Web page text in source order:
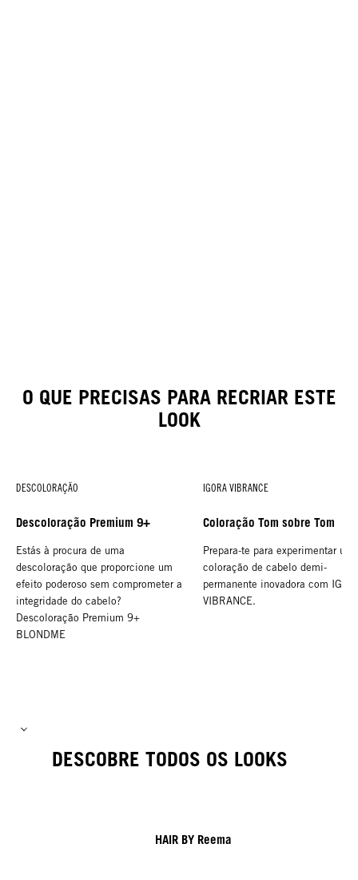
O QUE PRECISAS PARA RECRIAR ESTE
LOOK
DESCOLORAÇÃO
Descoloração Premium 9+
Estás à procura de uma
descoloração que proporcione um
efeito poderoso sem comprometer a
integridade do cabelo?
Descoloração Premium 9+
BLONDME
IGORA VIBRANCE
Coloração Tom sobre Tom
Prepara-te para experimentar
coloração de cabelo demi-
permanente inovadora com
VIBRANCE.
DESCOBRE TODOS OS LOOKS
HAIR BY Reema